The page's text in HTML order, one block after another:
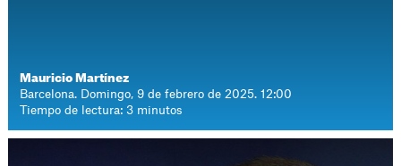
Mauricio Martínez
Barcelona. Domingo, 9 de febrero de 2025. 12:00
Tiempo de lectura: 3 minutos